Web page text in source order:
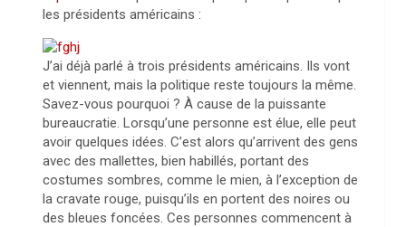
les présidents américains :
J’ai déjà parlé à trois présidents américains. Ils vont
et viennent, mais la politique reste toujours la même.
Savez-vous pourquoi ? À cause de la puissante
bureaucratie. Lorsqu’une personne est élue, elle peut
avoir quelques idées. C’est alors qu’arrivent des gens
avec des mallettes, bien habillés, portant des
costumes sombres, comme le mien, à l’exception de
la cravate rouge, puisqu’ils en portent des noires ou
des bleues foncées. Ces personnes commencent à